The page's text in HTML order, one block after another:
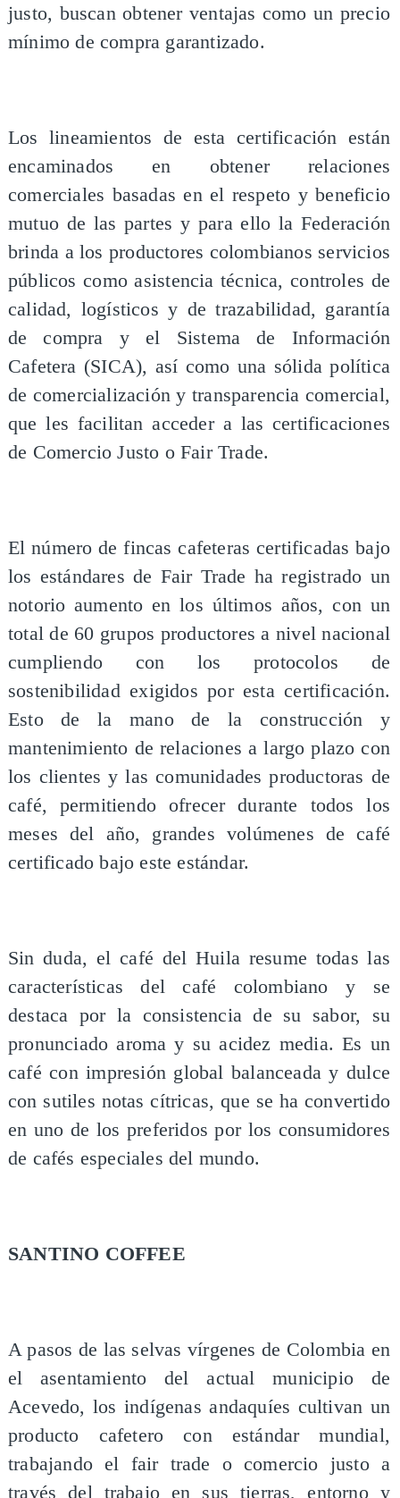
justo, buscan obtener ventajas como un precio
mínimo de compra garantizado.
Los lineamientos de esta certificación están
encaminados en obtener relaciones
comerciales basadas en el respeto y beneficio
mutuo de las partes y para ello la Federación
brinda a los productores colombianos servicios
públicos como asistencia técnica, controles de
calidad, logísticos y de trazabilidad, garantía
de compra y el Sistema de Información
Cafetera (SICA), así como una sólida política
de comercialización y transparencia comercial,
que les facilitan acceder a las certificaciones
de Comercio Justo o Fair Trade.
El número de fincas cafeteras certificadas bajo
los estándares de Fair Trade ha registrado un
notorio aumento en los últimos años, con un
total de 60 grupos productores a nivel nacional
cumpliendo con los protocolos de
sostenibilidad exigidos por esta certificación.
Esto de la mano de la construcción y
mantenimiento de relaciones a largo plazo con
los clientes y las comunidades productoras de
café, permitiendo ofrecer durante todos los
meses del año, grandes volúmenes de café
certificado bajo este estándar.
Sin duda, el café del Huila resume todas las
características del café colombiano y se
destaca por la consistencia de su sabor, su
pronunciado aroma y su acidez media. Es un
café con impresión global balanceada y dulce
con sutiles notas cítricas, que se ha convertido
en uno de los preferidos por los consumidores
de cafés especiales del mundo.
SANTINO COFFEE
A pasos de las selvas vírgenes de Colombia en
el asentamiento del actual municipio de
Acevedo, los indígenas andaquíes cultivan un
producto cafetero con estándar mundial,
trabajando el fair trade o comercio justo a
través del trabajo en sus tierras, entorno y